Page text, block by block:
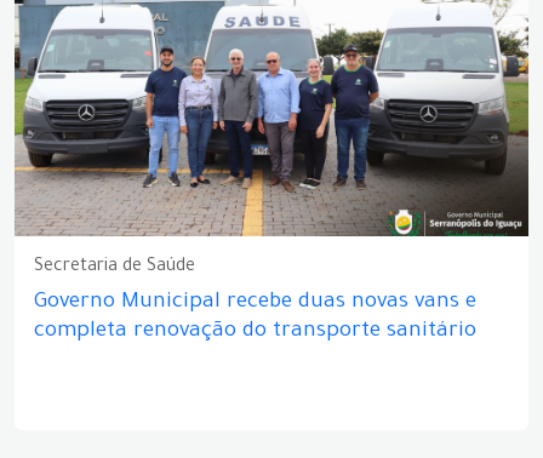
Secretaria de Saúde
Governo Municipal recebe duas novas vans e
completa renovação do transporte sanitário